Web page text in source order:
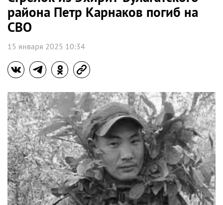
района Петр Карнаков погиб на
СВО
15 января 2025 10:34